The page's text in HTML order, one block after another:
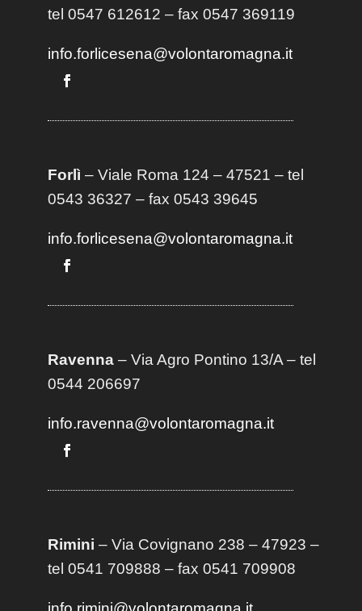
tel 0547 612612 – fax 0547 369119
info.forlicesena@volontaromagna.it
Forlì – Viale Roma 124 – 47521 – tel
0543 36327 – fax 0543 39645
info.forlicesena@volontaromagna.it
Ravenna– Via Agro Pontino 13/A– tel
0544 206697
info.ravenna@volontaromagna.it
Rimini – Via Covignano 238 – 47923 –
tel 0541 709888 – fax 0541 709908